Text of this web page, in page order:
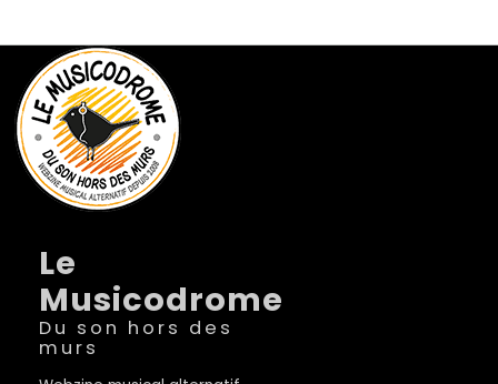
Le
Musicodrome
Du son hors des
murs